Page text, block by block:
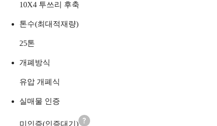
10X4 투쓰리 후축
톤수(최대적재량)
25톤
개폐방식
유압 개폐식
실매물 인증
미인증(인증대기)